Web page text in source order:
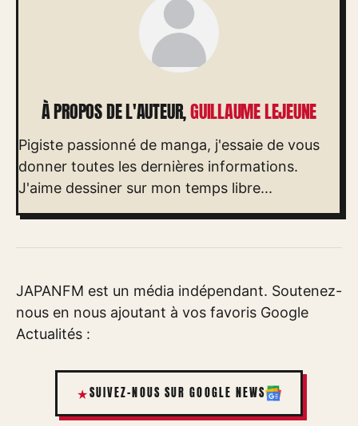
À PROPOS DE L'AUTEUR,GUILLAUME LEJEUNE
Pigiste passionné de manga, j'essaie de vous
donner toutes les dernières informations.
J'aime dessiner sur mon temps libre...
JAPANFM est un média indépendant. Soutenez-
nous en nous ajoutant à vos favoris Google
Actualités :
SUIVEZ-NOUS SUR GOOGLE NEWS